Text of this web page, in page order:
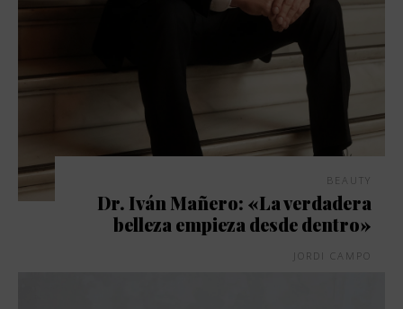
BEAUTY
Dr. Iván Mañero: «La verdadera
belleza empieza desde dentro»
JORDI CAMPO